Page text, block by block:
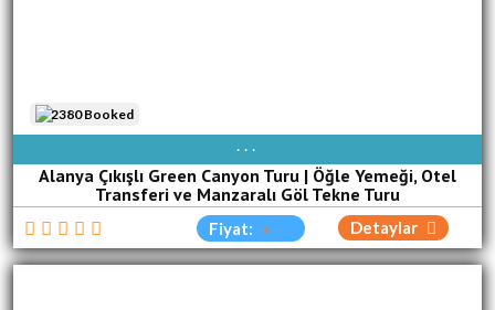
AVAIBLE EVERY DAY
Alanya Çıkışlı Green Canyon Turu | Öğle Yemeği, Otel
Transferi ve Manzaralı Göl Tekne Turu
2380 Booked
Fiyat: Detaylar